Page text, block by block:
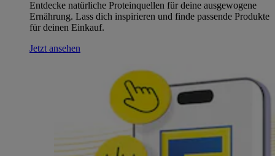
Entdecke natürliche Proteinquellen für deine ausgewogene
Ernährung. Lass dich inspirieren und finde passende Produkte
für deinen Einkauf.
Jetzt ansehen